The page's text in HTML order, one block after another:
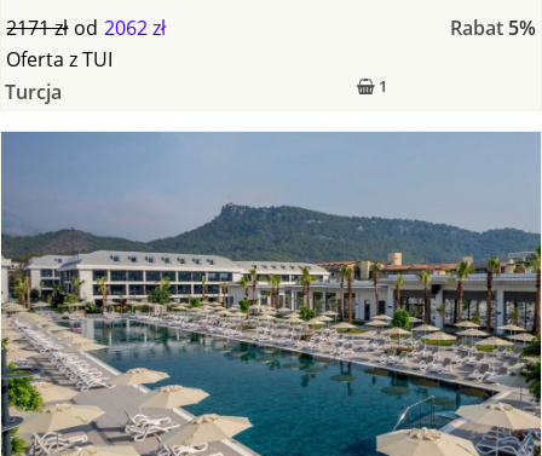
2171 zł od 2062 zł Rabat 5%
1
Oferta zTUI
Turcja